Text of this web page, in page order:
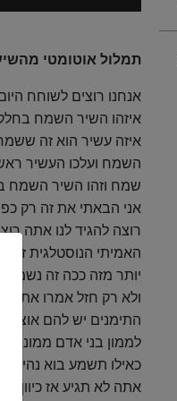
אודיו
תמלול אוטומטי
אנחנו רוצים לשוחח
איזהו השיר השמח
השמח ועלכו העשיר
שמח וזהו השיר השמח
אני הבאתי את זה רק
רוצה להגיד לנו אתה
האמיתי הנוסטלגית
יותר מזה ככה זה נשמע
ולא רק חזל אמרו את
התימנים יש להם אוצר
לממון בני אדם ממוני
כאילו תשמע בוא נהיה
אתה לא תגיע אז